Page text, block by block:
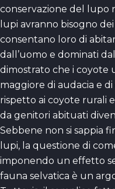
conservazione del lupo
lupi avranno bisogno
consentano loro di
dall’uomo e dominati
dimostrato che i coyote
maggiore di audacia e
rispetto ai coyote rurali
da genitori abituati
Sebbene non si sappia
lupi, la questione di
imponendo un effetto
fauna selvatica è un